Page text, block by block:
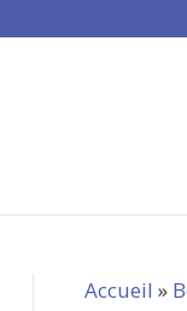
Accueil »